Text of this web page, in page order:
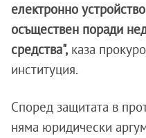
електронно
осъществен поради
средства", каза
институция.
Според защитата в
няма юридически